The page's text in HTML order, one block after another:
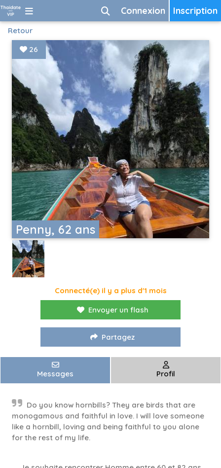
Inscription
Connexion
Retour
Penny, 62 ans
26
Connecté(e) il y a plus d'1 mois
Envoyer un flash
Partagez
Messages Profil
Do you know hornbills? They are birds that are
monogamous and faithful in love. I will love someone
like a hornbill, loving and being faithful to you alone
for the rest of my life.